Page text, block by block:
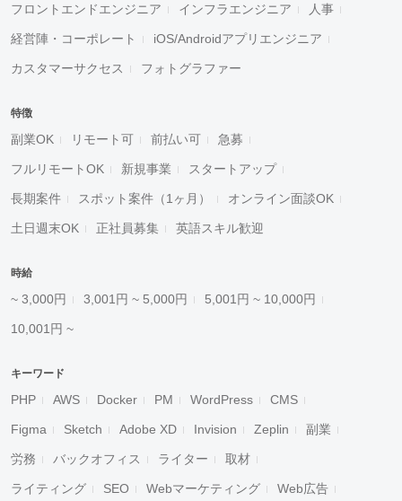
フロントエンドエンジニア インフラエンジニア 人事
経営陣・コーポレート iOS/Androidアプリエンジニア
カスタマーサクセス フォトグラファー
特徴
副業OK リモート可 前払い可 急募
フルリモートOK 新規事業 スタートアップ
長期案件 スポット案件（1ヶ月） オンライン面談OK
土日週末OK 正社員募集 英語スキル歓迎
時給
~ 3,000円 3,001円 ~ 5,000円 5,001円 ~ 10,000円
10,001円 ~
キーワード
PHP AWS Docker PM WordPress CMS
Figma Sketch Adobe XD Invision Zeplin 副業
労務 バックオフィス ライター 取材
ライティング SEO Webマーケティング Web広告